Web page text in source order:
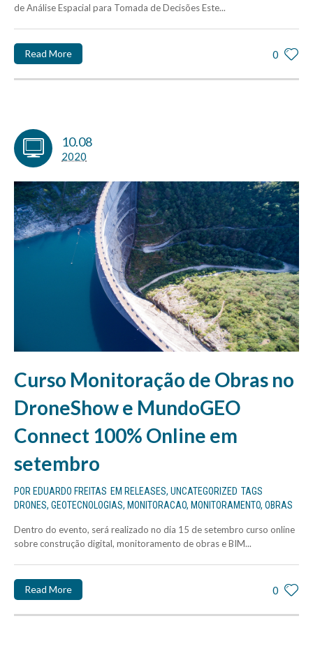
de Análise Espacial para Tomada de Decisões Este...
0
Read More
10.08
2020
Curso Monitoração de Obras no
DroneShow e MundoGEO
Connect 100% Online em
setembro
POR EDUARDO FREITAS EM RELEASES, UNCATEGORIZED TAGS
DRONES, GEOTECNOLOGIAS, MONITORACAO, MONITORAMENTO, OBRAS
Dentro do evento, será realizado no dia 15 de setembro curso online
sobre construção digital, monitoramento de obras e BIM...
0
Read More